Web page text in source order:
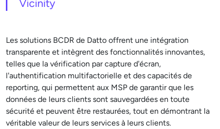
Vicinity
Les solutions BCDR de Datto offrent une intégration
transparente et intègrent des fonctionnalités innovantes,
telles que la vérification par capture d'écran,
l'authentification multifactorielle et des capacités de
reporting, qui permettent aux MSP de garantir que les
données de leurs clients sont sauvegardées en toute
sécurité et peuvent être restaurées, tout en démontrant la
véritable valeur de leurs services à leurs clients.